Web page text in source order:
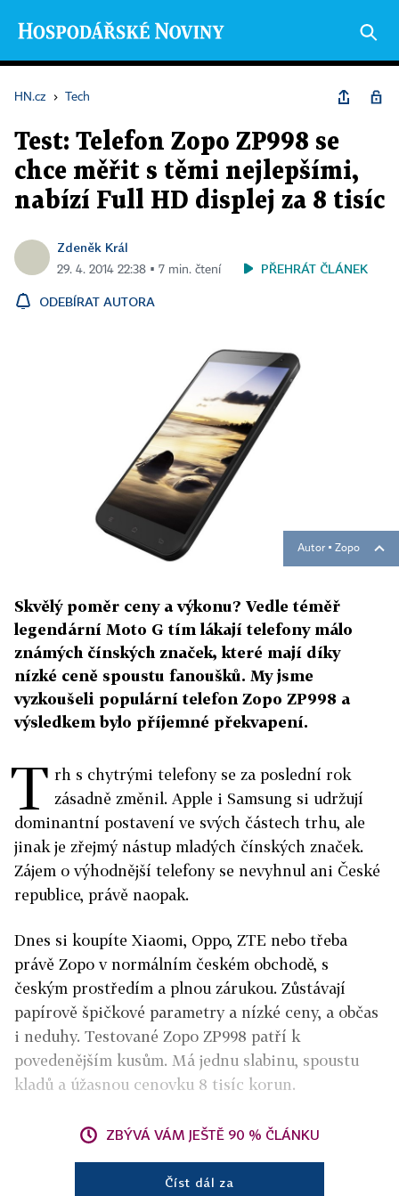
HN.cz › Tech
Test: Telefon Zopo ZP998 se
chce měřit s těmi nejlepšími,
nabízí Full HD displej za 8 tisíc
Zdeněk Král
29. 4. 2014 22:38 ▪ 7 min. čtení PŘEHRÁT ČLÁNEK
ODEBÍRAT AUTORA
Autor ▪ Zopo
Skvělý poměr ceny a výkonu? Vedle téměř
legendární Moto G tím lákají telefony málo
známých čínských značek, které mají díky
nízké ceně spoustu fanoušků. My jsme
vyzkoušeli populární telefon Zopo ZP998 a
výsledkem bylo příjemné překvapení.
T rh s chytrými telefony se za poslední rok
zásadně změnil. Apple i Samsung si udržují
dominantní postavení ve svých částech trhu, ale
jinak je zřejmý nástup mladých čínských značek.
Zájem o výhodnější telefony se nevyhnul ani České
republice, právě naopak.
Dnes si koupíte Xiaomi, Oppo, ZTE nebo třeba
právě Zopo v normálním českém obchodě, s
českým prostředím a plnou zárukou. Zůstávají
papírově špičkové parametry a nízké ceny, a občas
i neduhy. Testované Zopo ZP998 patří k
povedenějším kusům. Má jednu slabinu, spoustu
kladů a úžasnou cenovku 8 tisíc korun.
ZBÝVÁ VÁM JEŠTĚ 90 % ČLÁNKU
Číst dál za